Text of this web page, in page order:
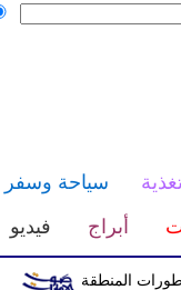
سياحة وسفر
أبراج فيديو
ارتفاع المنطقة